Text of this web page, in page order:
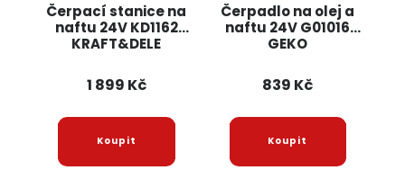
Čerpací stanice na
naftu 24V KD1162
KRAFT&DELE
1 899 Kč
Čerpadlo na olej a
naftu 24V G01016
GEKO
839 Kč